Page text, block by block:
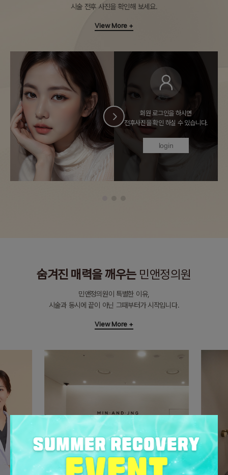
시술 전후 사진을 확인해 보세요.
View More +
회원 로그인을 하시면
전후사진을 확인 하실 수 있습니다.
login
숨겨진 매력을 깨우는민앤정의원
민앤정의원이 특별한 이유,
시술과 동시에 끝이 아닌 그때부터가 시작입니다.
View More +